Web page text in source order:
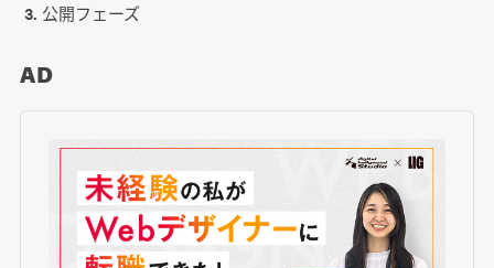
公開フェーズ
AD